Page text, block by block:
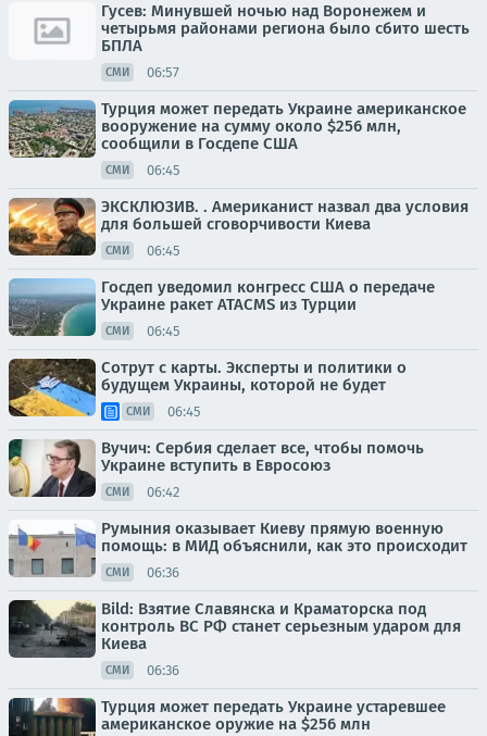
Гусев: Минувшей ночью над Воронежем и
четырьмя районами региона было сбито шесть
БПЛА
СМИ 06:57
Турция может передать Украине американское
вооружение на сумму около $256 млн,
сообщили в Госдепе США
СМИ 06:45
ЭКСКЛЮЗИВ. . Американист назвал два условия
для большей сговорчивости Киева
СМИ 06:45
Госдеп уведомил конгресс США о передаче
Украине ракет ATACMS из Турции
СМИ 06:45
Сотрут с карты. Эксперты и политики о
будущем Украины, которой не будет
СМИ 06:45
Вучич: Сербия сделает все, чтобы помочь
Украине вступить в Евросоюз
СМИ 06:42
Румыния оказывает Киеву прямую военную
помощь: в МИД объяснили, как это происходит
СМИ 06:36
Bild: Взятие Славянска и Краматорска под
контроль ВС РФ станет серьезным ударом для
Киева
СМИ 06:36
Турция может передать Украине устаревшее
американское оружие на $256 млн